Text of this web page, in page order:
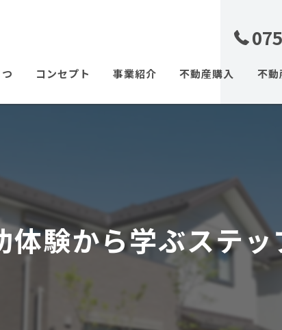
コンセプト 事業紹介 不動産購入 不動
相
離婚
験から学ぶステ